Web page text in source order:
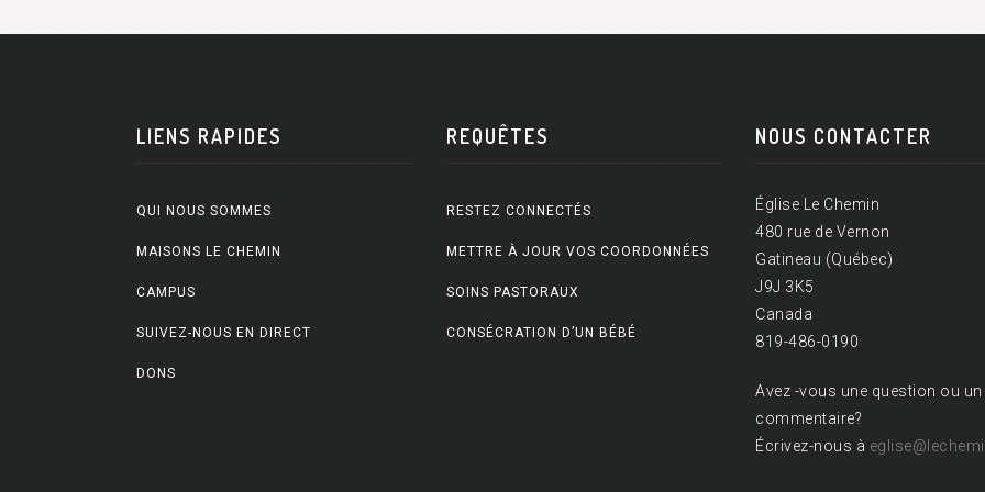
LIENS RAPIDES
QUI NOUS SOMMES
MAISONS LE CHEMIN
CAMPUS
SUIVEZ-NOUS EN DIRECT
DONS
REQUÊTES
RESTEZ CONNECTÉS
METTRE À JOUR VOS COORDONNÉES
SOINS PASTORAUX
CONSÉCRATION D’UN BÉBÉ
NOUS CONTACTER
Église Le Chemin
480 rue de Vernon
Gatineau (Québec)
J9J 3K5
Canada
819-486-0190
Avez -vous une question ou un
commentaire?
Écrivez-nous à